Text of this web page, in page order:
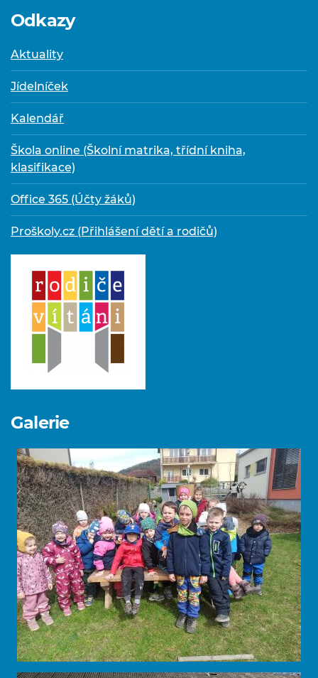
Odkazy
Aktuality
Jídelníček
Kalendář
Škola online (Školní matrika, třídní kniha,
klasifikace)
Office 365 (Účty žáků)
Proškoly.cz (Přihlášení dětí a rodičů)
Galerie